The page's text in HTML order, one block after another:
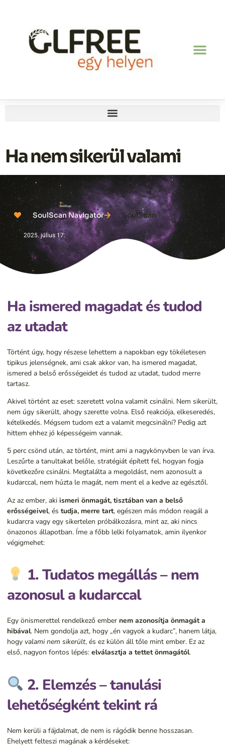
Ha nem sikerül valami
SoulScan Navigator SoulScan
2025. július 17.
Ha ismered magadat és tudod
az utadat
Történt úgy, hogy részese lehettem a napokban egy tökéletesen
tipikus jelenségnek, ami csak akkor van, ha ismered magadat,
ismered a belső erősségeidet és tudod az utadat, tudod merre
tartasz.
Akivel történt az eset: szeretett volna valamit csinálni. Nem sikerült,
nem úgy sikerült, ahogy szerette volna. Első reakciója, elkeseredés,
kételkedés. Mégsem tudom ezt a valamit megcsinálni? Pedig azt
hittem ehhez jó képességeim vannak.
5 perc csönd után, az történt, mint ami a nagykönyvben le van írva.
Leszűrte a tanultakat belőle, stratégiát épített fel, hogyan fogja
következőre csinálni. Megtalálta a megoldást, nem azonosult a
kudarccal, nem húzta le magát, nem ment el a kedve az egésztől.
Az az ember, aki ismeri önmagát, tisztában van a belső
erősségeivel, és tudja, merre tart, egészen más módon reagál a
kudarcra vagy egy sikertelen próbálkozásra, mint az, aki nincs
önazonos állapotban. Íme a főbb lelki folyamatok, amin ilyenkor
végigmehet:
1. Tudatos megállás – nem
azonosul a kudarccal
Egy önismerettel rendelkező ember nem azonosítja önmagát a
hibával. Nem gondolja azt, hogy „én vagyok a kudarc”, hanem látja,
hogy valami nem sikerült, és ez külön áll tőle mint ember. Ez az
első, nagyon fontos lépés: elválasztja a tettet önmagától.
2. Elemzés – tanulási
lehetőségként tekint rá
Nem kerüli a fájdalmat, de nem is rágódik benne hosszasan.
Ehelyett felteszi magának a kérdéseket: